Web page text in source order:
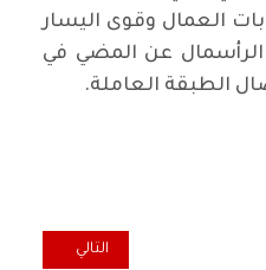
العمال وقوى اليسار
الرأسمال عن المضي في
الطبقة العاملة.
الواسع على صناديق الإقتراع
المقال التالي:
التالي